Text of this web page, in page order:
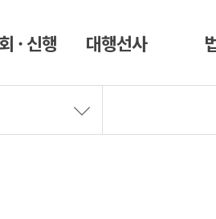
· 신행 대행선사